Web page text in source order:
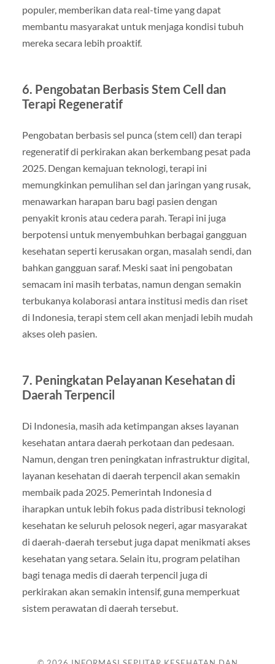
populer, memberikan data real-time yang dapat
membantu masyarakat untuk menjaga kondisi tubuh
mereka secara lebih proaktif.
6. Pengobatan Berbasis Stem Cell dan
Terapi Regeneratif
Pengobatan berbasis sel punca (stem cell) dan terapi
regeneratif di perkirakan akan berkembang pesat pada
2025. Dengan kemajuan teknologi, terapi ini
memungkinkan pemulihan sel dan jaringan yang rusak,
menawarkan harapan baru bagi pasien dengan
penyakit kronis atau cedera parah. Terapi ini juga
berpotensi untuk menyembuhkan berbagai gangguan
kesehatan seperti kerusakan organ, masalah sendi, dan
bahkan gangguan saraf. Meski saat ini pengobatan
semacam ini masih terbatas, namun dengan semakin
terbukanya kolaborasi antara institusi medis dan riset
di Indonesia, terapi stem cell akan menjadi lebih mudah
akses oleh pasien.
7. Peningkatan Pelayanan Kesehatan di
Daerah Terpencil
Di Indonesia, masih ada ketimpangan akses layanan
kesehatan antara daerah perkotaan dan pedesaan.
Namun, dengan tren peningkatan infrastruktur digital,
layanan kesehatan di daerah terpencil akan semakin
membaik pada 2025. Pemerintah Indonesia d
iharapkan untuk lebih fokus pada distribusi teknologi
kesehatan ke seluruh pelosok negeri, agar masyarakat
di daerah-daerah tersebut juga dapat menikmati akses
kesehatan yang setara. Selain itu, program pelatihan
bagi tenaga medis di daerah terpencil juga di
perkirakan akan semakin intensif, guna memperkuat
sistem perawatan di daerah tersebut.